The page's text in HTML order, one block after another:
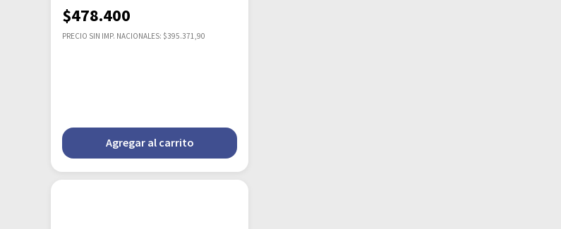
$478.400
PRECIO SIN IMP. NACIONALES: $395.371,90
Agregar al carrito